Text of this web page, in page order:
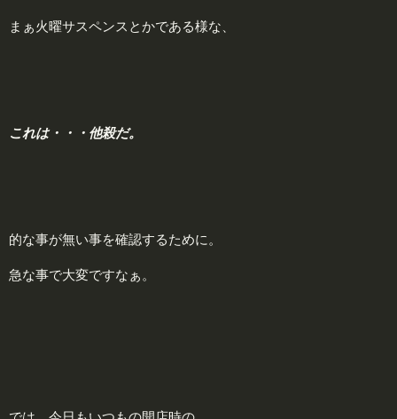
まぁ火曜サスペンスとかである様な、
これは・・・他殺だ。
的な事が無い事を確認するために。
急な事で大変ですなぁ。